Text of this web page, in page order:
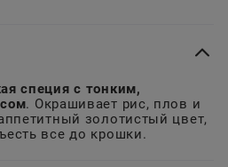
специя с тонким,
. Окрашивает рис, плов и
золотистый цвет,
все до крошки.